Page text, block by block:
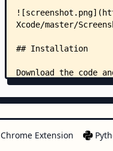
Chrome Extension